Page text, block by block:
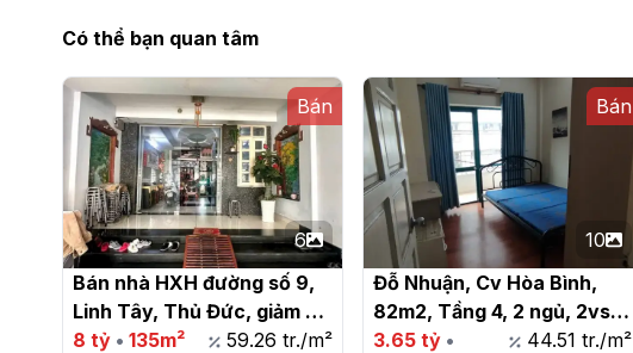
Có thể bạn quan tâm
Bán
6
Bán nhà HXH đường số 9,
Linh Tây, Thủ Đức, giảm 3
tỷ còn nhỉnh 8 tỷ.
8 tỷ • 135m²
59.26 tr./m²
Bán
10
Đỗ Nhuận, Cv Hòa Bình,
82m2, Tầng 4, 2 ngủ, 2vs,
sửa được 3 ngủ, thang bộ,
3.65 tỷ•
44.51 tr./m²